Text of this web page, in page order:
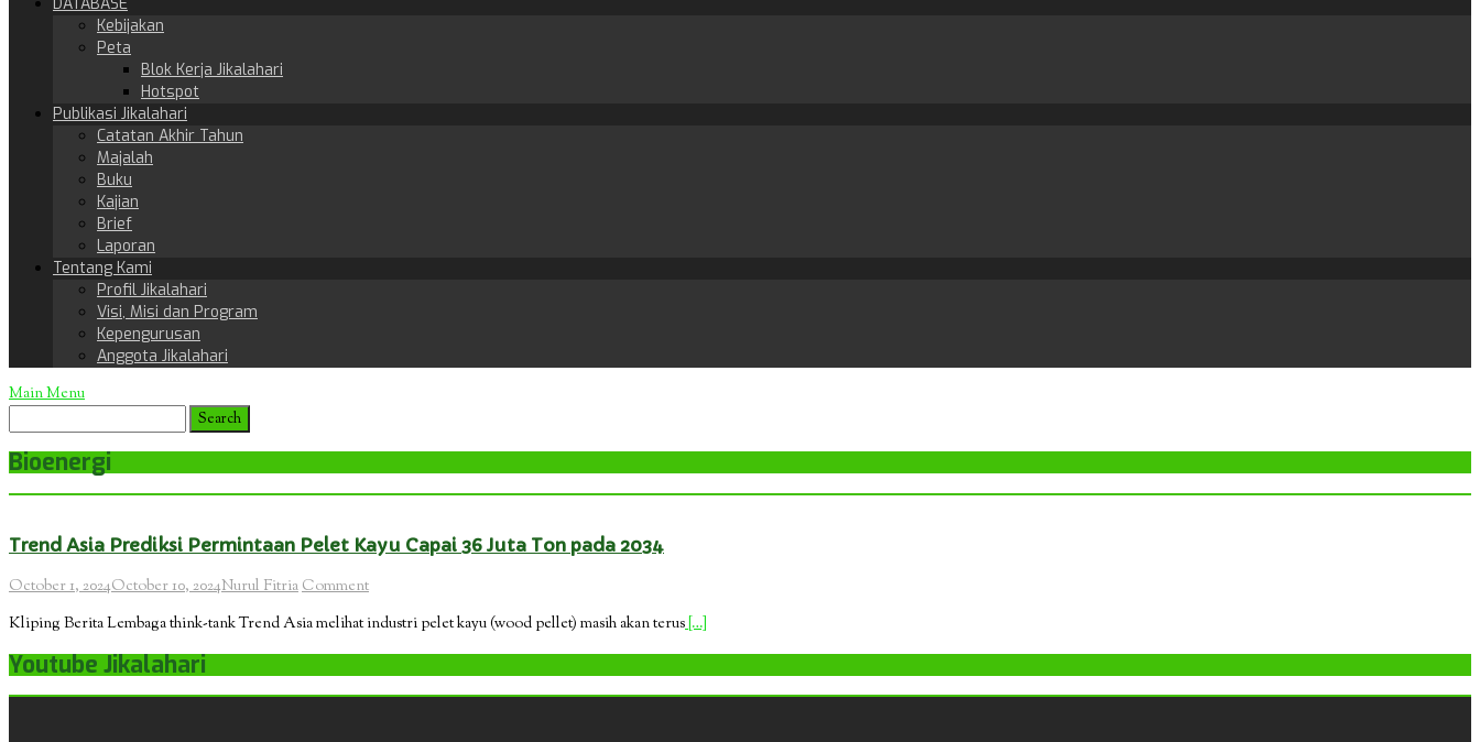
Kebijakan
Peta
Blok Kerja Jikalahari
Hotspot
Publikasi Jikalahari
Catatan Akhir Tahun
Majalah
Buku
Kajian
Brief
Laporan
Tentang Kami
Profil Jikalahari
Visi, Misi dan Program
Kepengurusan
Anggota Jikalahari
Main Menu
Bioenergi
Trend Asia Prediksi Permintaan Pelet Kayu Capai 36 Juta Ton pada 2034
October 1, 2024October 10, 2024Nurul FitriaComment
Kliping Berita Lembaga think-tank Trend Asia melihat industri pelet kayu (wood pellet) masih akan terus[…]
Youtube Jikalahari